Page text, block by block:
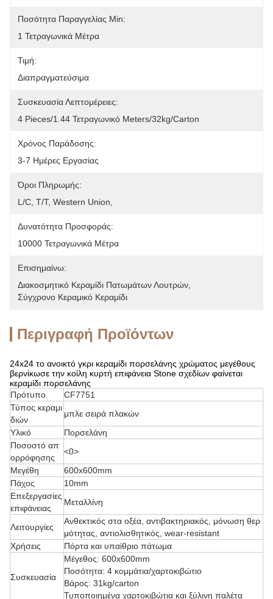
Ποσότητα Παραγγελίας Min:
1 Τετραγωνικά Μέτρα
Τιμή:
Διαπραγματεύσιμα
Συσκευασία Λεπτομέρειες:
4 Pieces/1.44 Τετραγωνικό Meters/32kg/Carton
Χρόνος Παράδοσης:
3-7 Ημέρες Εργασίας
Όροι Πληρωμής:
L/C, T/T, Western Union,
Δυνατότητα Προσφοράς:
10000 Τετραγωνικά Μέτρα
Επισημαίνω:
Διακοσμητικό Κεραμίδι Πατωμάτων Λουτρών
Σύγχρονο Κεραμικό Κεραμίδι
Περιγραφή Προϊόντων
24x24 το ανοικτό γκρι κεραμίδι πορσελάνης χρώματος μεγέθους
βερνίκωσε την κοίλη κυρτή επιφάνεια Stone σχεδίων φαίνεται
κεραμίδι πορσελάνης
Πρότυπο
CF7751
Τύπος κεραμι
διών
μπλε σειρά πλακών
Υλικό
Πορσελάνη
Ποσοστό απ
ορρόφησης
<0>
Μεγέθη
600x600mm
Πάχος
10mm
Επεξεργασίες
επιφάνειας
Μεταλλίνη
Λειτουργίες
Ανθεκτικός στα οξέα, αντιβακτηριακός, μόνωση θερ
μότητας, αντιολισθητικός, wear-resistant
Χρήσεις
Πόρτα και υπαίθριο πάτωμα
Συσκευασία
Μέγεθος: 600x600mm
Ποσότητα: 4 κομμάτια/χαρτοκιβώτιο
Βάρος: 31kg/carton
Τυποποιημένα χαρτοκιβώτια και ξύλινη παλέτα